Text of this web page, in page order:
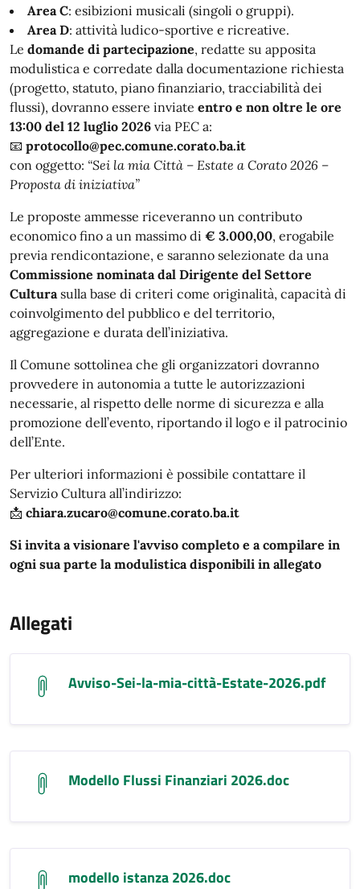
Area C: esibizioni musicali (singoli o gruppi).
Area D: attività ludico-sportive e ricreative.
Le domande di partecipazione, redatte su apposita
modulistica e corredate dalla documentazione richiesta
(progetto, statuto, piano finanziario, tracciabilità dei
flussi), dovranno essere inviate entro e non oltre le ore
13:00 del 12 luglio 2026 via PEC a:
📧 protocollo@pec.comune.corato.ba.it
con oggetto: “Sei la mia Città – Estate a Corato 2026 –
Proposta di iniziativa”
Le proposte ammesse riceveranno un contributo
economico fino a un massimo di € 3.000,00, erogabile
previa rendicontazione, e saranno selezionate da una
Commissione nominata dal Dirigente del Settore
Culturasulla base di criteri come originalità, capacità di
coinvolgimento del pubblico e del territorio,
aggregazione e durata dell’iniziativa.
Il Comune sottolinea che gli organizzatori dovranno
provvedere in autonomia a tutte le autorizzazioni
necessarie, al rispetto delle norme di sicurezza e alla
promozione dell’evento, riportando il logo e il patrocinio
dell’Ente.
Per ulteriori informazioni è possibile contattare il
Servizio Cultura all’indirizzo:
📩 chiara.zucaro@comune.corato.ba.it
Si invita a visionare l'avviso completo e a compilare in
ogni sua parte la modulistica disponibili in allegato
Allegati
Avviso-Sei-la-mia-città-Estate-2026.pdf
Modello Flussi Finanziari 2026.doc
modello istanza 2026.doc